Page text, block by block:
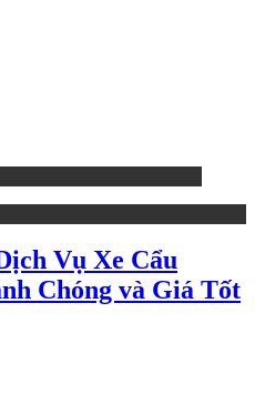
Vụ Xe Cẩu
Chóng và Giá Tốt